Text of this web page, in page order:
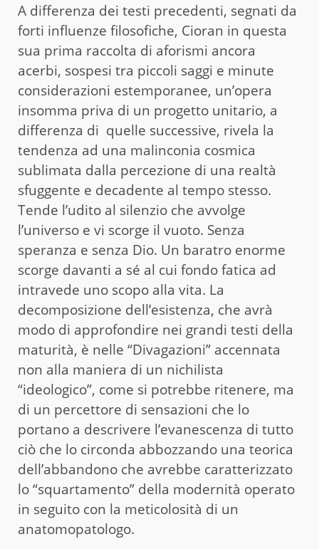
A differenza dei testi precedenti, segnati da
forti influenze filosofiche, Cioran in questa
sua prima raccolta di aforismi ancora
acerbi, sospesi tra piccoli saggi e minute
considerazioni estemporanee, un’opera
insomma priva di un progetto unitario, a
differenza di quelle successive, rivela la
tendenza ad una malinconia cosmica
sublimata dalla percezione di una realtà
sfuggente e decadente al tempo stesso.
Tende l’udito al silenzio che avvolge
l’universo e vi scorge il vuoto. Senza
speranza e senza Dio. Un baratro enorme
scorge davanti a sé al cui fondo fatica ad
intravede uno scopo alla vita. La
decomposizione dell’esistenza, che avrà
modo di approfondire nei grandi testi della
maturità, è nelle “Divagazioni” accennata
non alla maniera di un nichilista
“ideologico”, come si potrebbe ritenere, ma
di un percettore di sensazioni che lo
portano a descrivere l’evanescenza di tutto
ciò che lo circonda abbozzando una teorica
dell’abbandono che avrebbe caratterizzato
lo “squartamento” della modernità operato
in seguito con la meticolosità di un
anatomopatologo.